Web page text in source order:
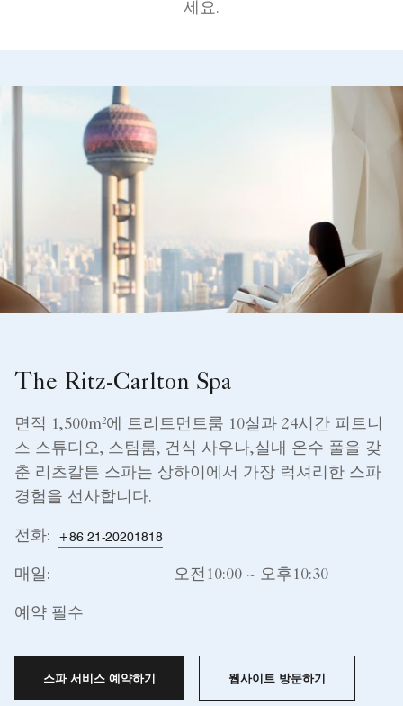
세요.
The Ritz-Carlton Spa
면적 1,500m²에 트리트먼트룸 10실과 24시간 피트니
스 스튜디오, 스팀룸, 건식 사우나,실내 온수 풀을 갖
춘 리츠칼튼 스파는 상하이에서 가장 럭셔리한 스파
경험을 선사합니다.
전화: +86 21-20201818
매일: 오전10:00 ~ 오후10:30
예약 필수
스파 서비스 예약하기 웹사이트 방문하기